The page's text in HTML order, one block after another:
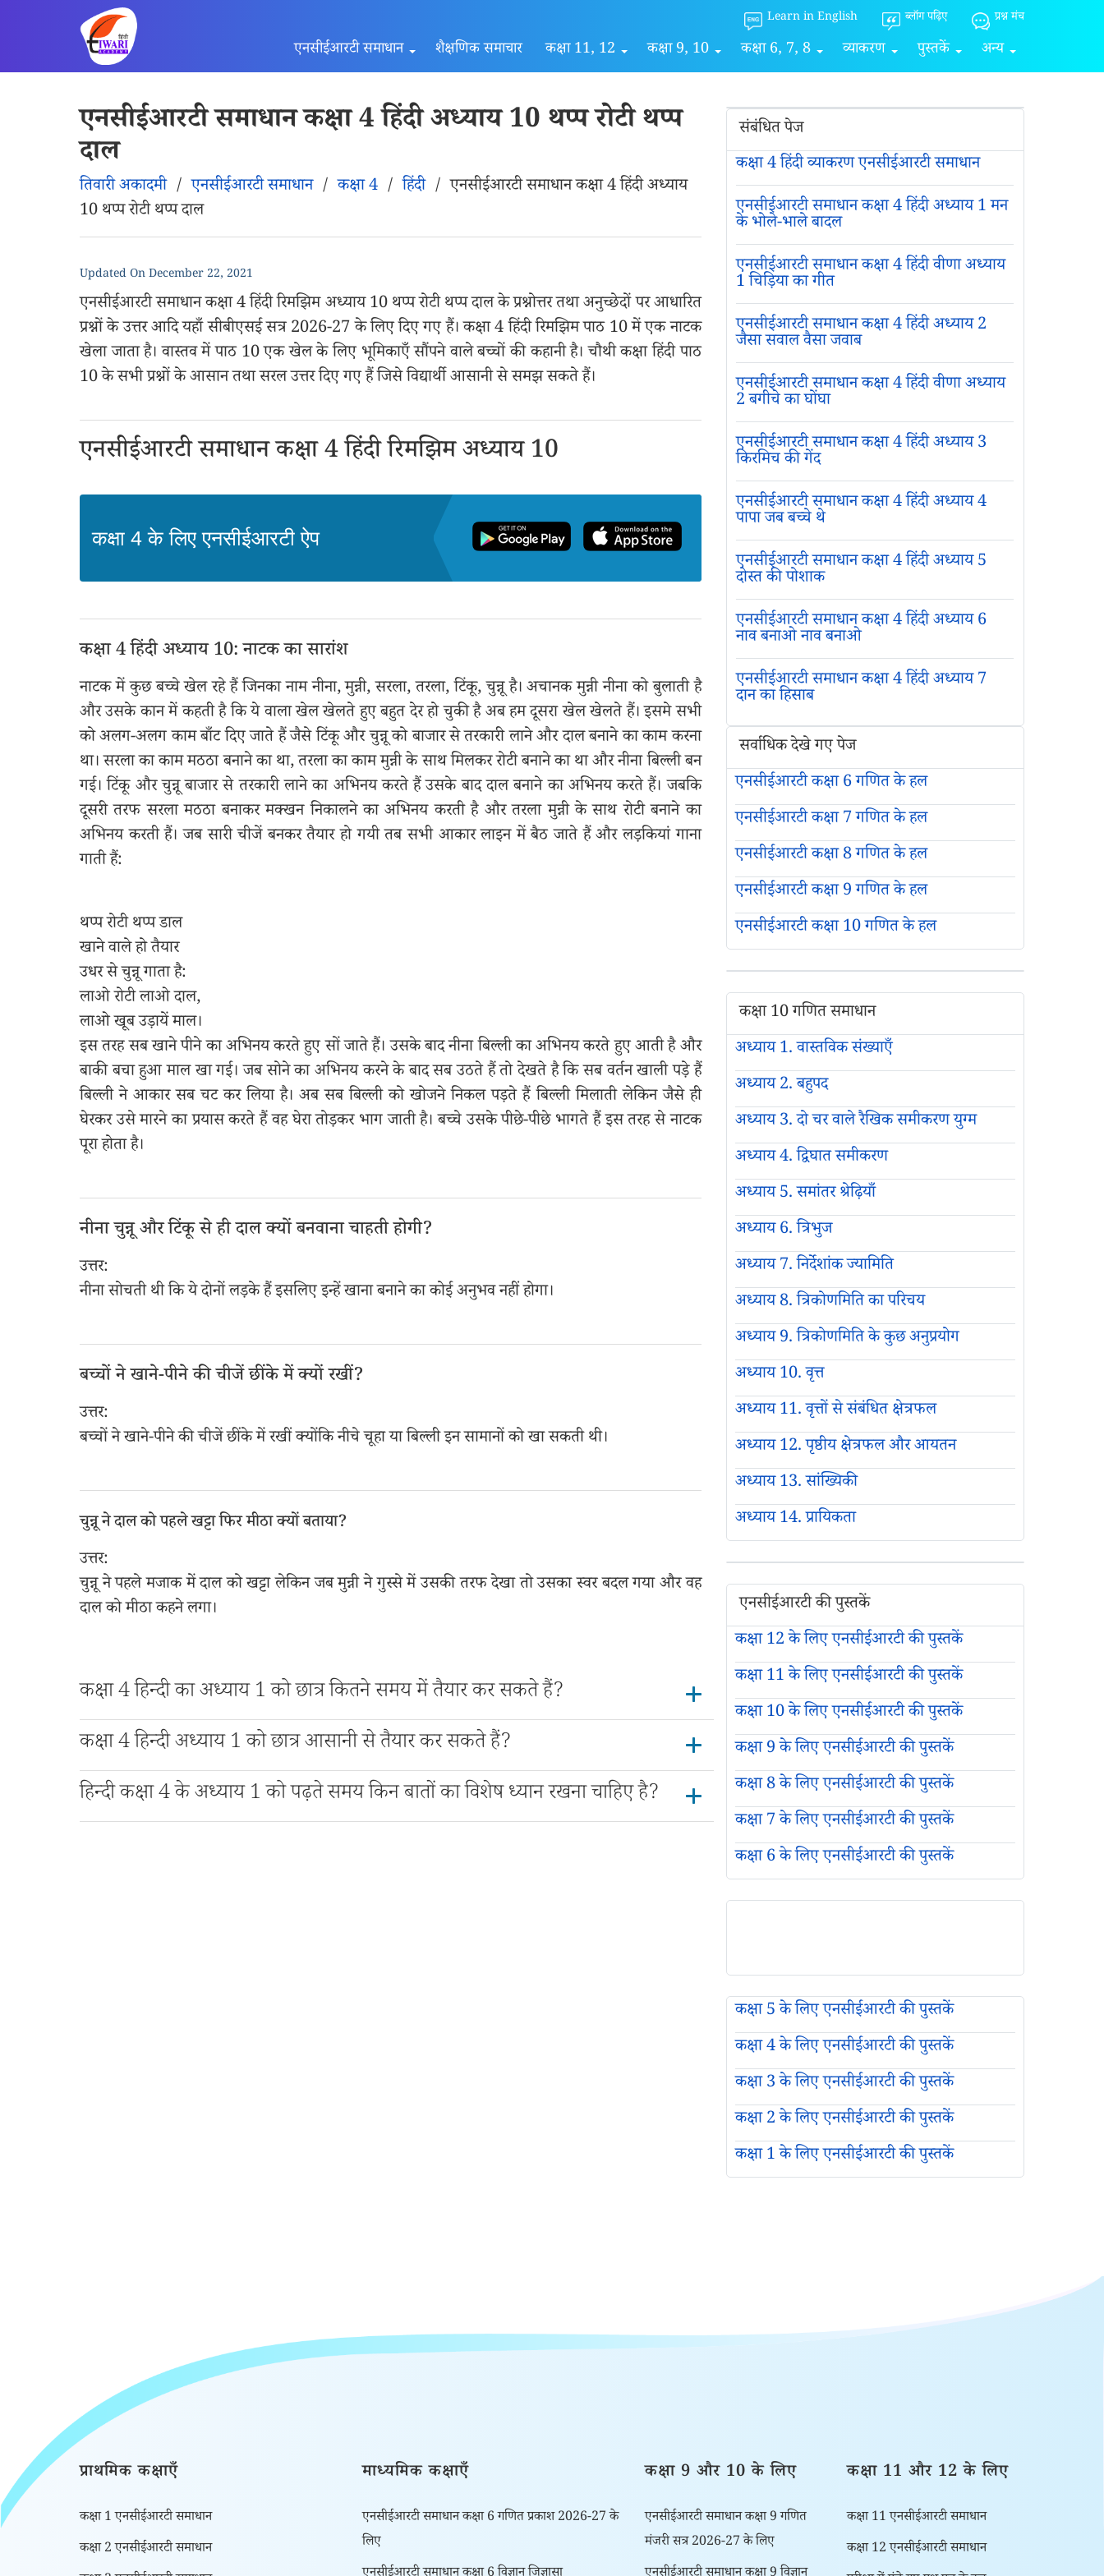
Learn in English ब्लॉग पढ़िए प्रश्न मंच
एनसीईआरटी समाधान शैक्षणिक समाचार कक्षा 11, 12 कक्षा 9, 10 कक्षा 6, 7, 8 व्याकरण पुस्तकें अन्य
एनसीईआरटी समाधान कक्षा 4 हिंदी अध्याय 10 थप्प रोटी थप्प
दाल
तिवारी अकादमी/एनसीईआरटी समाधान/कक्षा 4 /हिंदी/एनसीईआरटी समाधान कक्षा 4 हिंदी अध्याय
10 थप्प रोटी थप्प दाल
Updated OnDecember 22, 2021
एनसीईआरटी समाधान कक्षा 4 हिंदी रिमझिम अध्याय 10 थप्प रोटी थप्प दाल के प्रश्नोत्तर तथा अनुच्छेदों पर आधारित
प्रश्नों के उत्तर आदि यहाँ सीबीएसई सत्र 2026-27 के लिए दिए गए हैं। कक्षा 4 हिंदी रिमझिम पाठ 10 में एक नाटक
खेला जाता है। वास्तव में पाठ 10 एक खेल के लिए भूमिकाएँ सौंपने वाले बच्चों की कहानी है। चौथी कक्षा हिंदी पाठ
10 के सभी प्रश्नों के आसान तथा सरल उत्तर दिए गए हैं जिसे विद्यार्थी आसानी से समझ सकते हैं।
एनसीईआरटी समाधान कक्षा 4 हिंदी रिमझिम अध्याय 10
कक्षा 4 के लिए एनसीईआरटी ऐप
कक्षा 4 हिंदी अध्याय 10: नाटक का सारांश
नाटक में कुछ बच्चे खेल रहे हैं जिनका नाम नीना, मुन्नी, सरला, तरला, टिंकू, चुन्नू है। अचानक मुन्नी नीना को बुलाती है
और उसके कान में कहती है कि ये वाला खेल खेलते हुए बहुत देर हो चुकी है अब हम दूसरा खेल खेलते हैं। इसमे सभी
को अलग-अलग काम बाँट दिए जाते हैं जैसे टिंकू और चुन्नू को बाजार से तरकारी लाने और दाल बनाने का काम करना
था। सरला का काम मठठा बनाने का था, तरला का काम मुन्नी के साथ मिलकर रोटी बनाने का था और नीना बिल्ली बन
गई। टिंकू और चुन्नू बाजार से तरकारी लाने का अभिनय करते हैं उसके बाद दाल बनाने का अभिनय करते हैं। जबकि
दूसरी तरफ सरला मठठा बनाकर मक्खन निकालने का अभिनय करती है और तरला मुन्नी के साथ रोटी बनाने का
अभिनय करती हैं। जब सारी चीजें बनकर तैयार हो गयी तब सभी आकार लाइन में बैठ जाते हैं और लड़कियां गाना
गाती हैं:
थप्प रोटी थप्प डाल
खाने वाले हो तैयार
उधर से चुन्नू गाता है:
लाओ रोटी लाओ दाल,
लाओ खूब उड़ायें माल।
इस तरह सब खाने पीने का अभिनय करते हुए सों जाते हैं। उसके बाद नीना बिल्ली का अभिनय करते हुए आती है और
बाकी बचा हुआ माल खा गई। जब सोने का अभिनय करने के बाद सब उठते हैं तो देखते है कि सब वर्तन खाली पड़े हैं
बिल्ली ने आकार सब चट कर लिया है। अब सब बिल्ली को खोजने निकल पड़ते हैं बिल्ली मिलाती लेकिन जैसे ही
घेरकर उसे मारने का प्रयास करते हैं वह घेरा तोड़कर भाग जाती है। बच्चे उसके पीछे-पीछे भागते हैं इस तरह से नाटक
पूरा होता है।
नीना चुन्नू और टिंकू से ही दाल क्यों बनवाना चाहती होगी?
उत्तर:
नीना सोचती थी कि ये दोनों लड़के हैं इसलिए इन्हें खाना बनाने का कोई अनुभव नहीं होगा।
बच्चों ने खाने-पीने की चीजें छींके में क्यों रखीं?
उत्तर:
बच्चों ने खाने-पीने की चीजें छींके में रखीं क्योंकि नीचे चूहा या बिल्ली इन सामानों को खा सकती थी।
चुन्नू ने दाल को पहले खट्टा फिर मीठा क्यों बताया?
उत्तर:
चुन्नू ने पहले मजाक में दाल को खट्टा लेकिन जब मुन्नी ने गुस्से में उसकी तरफ देखा तो उसका स्वर बदल गया और वह
दाल को मीठा कहने लगा।
कक्षा 4 हिन्दी का अध्याय 1 को छात्र कितने समय में तैयार कर सकते हैं?
कक्षा 4 हिन्दी अध्याय 1 को छात्र आसानी से तैयार कर सकते हैं?
हिन्दी कक्षा 4 के अध्याय 1 को पढ़ते समय किन बातों का विशेष ध्यान रखना चाहिए है?
संबंधित पेज
कक्षा 4 हिंदी व्याकरण एनसीईआरटी समाधान
एनसीईआरटी समाधान कक्षा 4 हिंदी अध्याय 1 मन
के भोले-भाले बादल
एनसीईआरटी समाधान कक्षा 4 हिंदी वीणा अध्याय
1 चिड़िया का गीत
एनसीईआरटी समाधान कक्षा 4 हिंदी अध्याय 2
जैसा सवाल वैसा जवाब
एनसीईआरटी समाधान कक्षा 4 हिंदी वीणा अध्याय
2 बगीचे का घोंघा
एनसीईआरटी समाधान कक्षा 4 हिंदी अध्याय 3
किरमिच की गेंद
एनसीईआरटी समाधान कक्षा 4 हिंदी अध्याय 4
पापा जब बच्चे थे
एनसीईआरटी समाधान कक्षा 4 हिंदी अध्याय 5
दोस्त की पोशाक
एनसीईआरटी समाधान कक्षा 4 हिंदी अध्याय 6
नाव बनाओ नाव बनाओ
एनसीईआरटी समाधान कक्षा 4 हिंदी अध्याय 7
दान का हिसाब
सर्वाधिक देखे गए पेज
एनसीईआरटी कक्षा 6 गणित के हल
एनसीईआरटी कक्षा 7 गणित के हल
एनसीईआरटी कक्षा 8 गणित के हल
एनसीईआरटी कक्षा 9 गणित के हल
एनसीईआरटी कक्षा 10 गणित के हल
कक्षा 10 गणित समाधान
अध्याय 1. वास्तविक संख्याएँ
अध्याय 2. बहुपद
अध्याय 3. दो चर वाले रैखिक समीकरण युग्म
अध्याय 4. द्विघात समीकरण
अध्याय 5. समांतर श्रेढ़ियाँ
अध्याय 6. त्रिभुज
अध्याय 7. निर्देशांक ज्यामिति
अध्याय 8. त्रिकोणमिति का परिचय
अध्याय 9. त्रिकोणमिति के कुछ अनुप्रयोग
अध्याय 10. वृत्त
अध्याय 11. वृत्तों से संबंधित क्षेत्रफल
अध्याय 12. पृष्ठीय क्षेत्रफल और आयतन
अध्याय 13. सांख्यिकी
अध्याय 14. प्रायिकता
एनसीईआरटी की पुस्तकें
कक्षा 12 के लिए एनसीईआरटी की पुस्तकें
कक्षा 11 के लिए एनसीईआरटी की पुस्तकें
कक्षा 10 के लिए एनसीईआरटी की पुस्तकें
कक्षा 9 के लिए एनसीईआरटी की पुस्तकें
कक्षा 8 के लिए एनसीईआरटी की पुस्तकें
कक्षा 7 के लिए एनसीईआरटी की पुस्तकें
कक्षा 6 के लिए एनसीईआरटी की पुस्तकें
कक्षा 5 के लिए एनसीईआरटी की पुस्तकें
कक्षा 4 के लिए एनसीईआरटी की पुस्तकें
कक्षा 3 के लिए एनसीईआरटी की पुस्तकें
कक्षा 2 के लिए एनसीईआरटी की पुस्तकें
कक्षा 1 के लिए एनसीईआरटी की पुस्तकें
प्राथमिक कक्षाएँ
कक्षा 1 एनसीईआरटी समाधान
कक्षा 2 एनसीईआरटी समाधान
माध्यमिक कक्षाएँ
एनसीईआरटी समाधान कक्षा 6 गणित प्रकाश 2026-27 के
लिए
कक्षा 9 और 10 के लिए
एनसीईआरटी समाधान कक्षा 9 गणित
मंजरी सत्र 2026-27 के लिए
कक्षा 11 और 12 के लिए
कक्षा 11 एनसीईआरटी समाधान
कक्षा 12 एनसीईआरटी समाधान